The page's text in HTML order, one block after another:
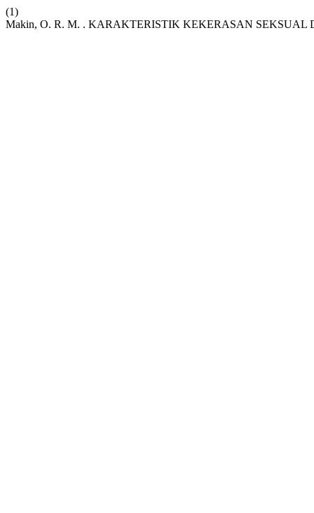
(1)
Makin, O. R. M. . KARAKTERISTIK KEKERASAN